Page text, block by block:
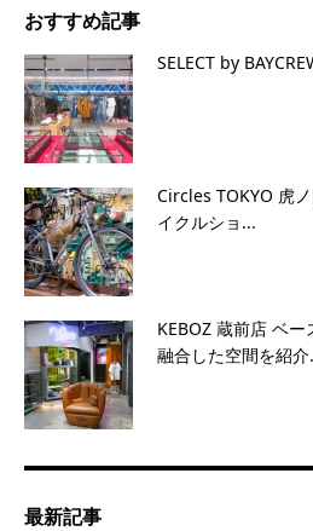
おすすめ記事
SELECT by
Circles TOKYO 虎
イクルショ...
KEBOZ 蔵前店 ベ
融合した空間を紹介
最新記事